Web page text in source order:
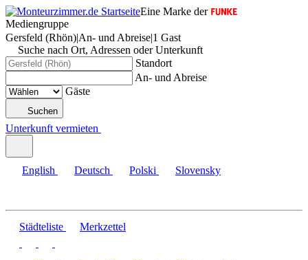
Eine Marke der
Mediengruppe
Gersfeld (Rhön)|An- und Abreise|1 Gast
Suche nach Ort, Adressen oder Unterkunft
Standort
An- und Abreise
Gäste
Suchen
Unterkunft vermieten
English Deutsch Polski Slovensky
Städteliste Merkzettel